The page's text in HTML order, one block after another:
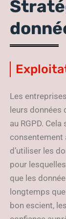
Les
leurs
au RGPD.
consentement
d’utiliser les
pour
que les
longtemps
bon escient,